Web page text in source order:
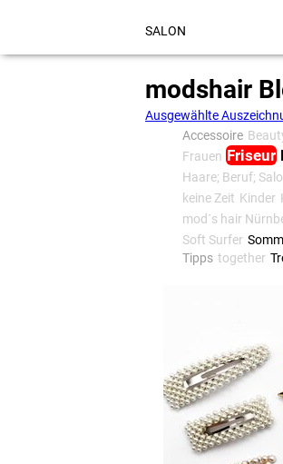
überspringen
SALON
modshair
Ausgewählte
Accessoire
Frauen Friseur
Haare; Beruf;
keine Zeit Kinder
mod´s hair
Soft Surfer
Tipps together